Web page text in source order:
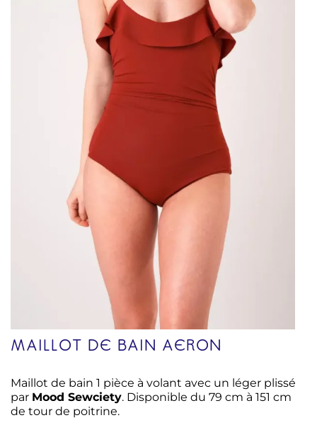
MAILLOT DE BAIN AERON
Maillot de bain 1 pièce à volant avec un léger plissé
par Mood Sewciety. Disponible du 79 cm à 151 cm
de tour de poitrine.